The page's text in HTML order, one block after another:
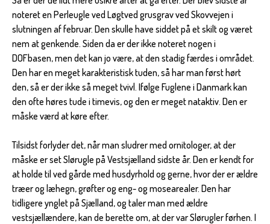
noteret en Perleugle ved Løgtved grusgrav ved Skovvejen i
slutningen af februar. Den skulle have siddet på et skilt og været
nem at genkende. Siden da er der ikke noteret nogen i
DOFbasen, men det kan jo være, at den stadig færdes i området.
Den har en meget karakteristisk tuden, så har man først hørt
den, så er der ikke så meget tvivl. Ifølge Fuglene i Danmark kan
den ofte høres tude i timevis, og den er meget nataktiv. Den er
måske værd at køre efter.
Tilsidst forlyder det, når man sludrer med ornitologer, at der
måske er set Slørugle på Vestsjælland sidste år. Den er kendt for
at holde til ved gårde med husdyrhold og gerne, hvor der er ældre
træer og læhegn, grøfter og eng- og mosearealer. Den har
tidligere ynglet på Sjælland, og taler man med ældre
vestsjællændere, kan de berette om, at der var Slørugler førhen. I